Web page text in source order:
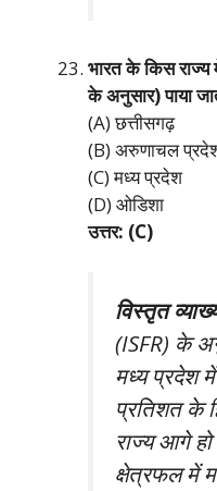
भारत के किस राज्य
के अनुसार) पाया
(A) छत्तीसगढ़
(B) अरुणाचल
(C) मध्य प्रदेश
(D) ओडिशा
उत्तर: (C)
विस्तृत
(ISFR) के
मध्य प्रदेश
प्रतिशत के
राज्य आगे
क्षेत्रफल में